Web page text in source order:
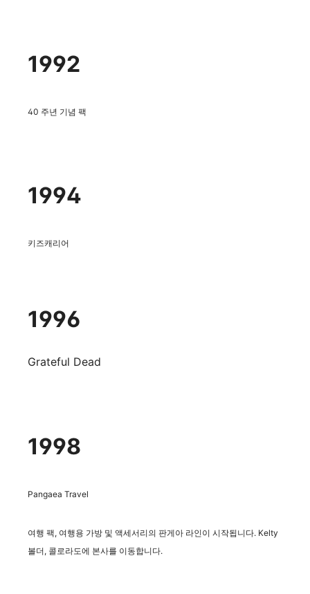
1992
40 주년 기념 팩
1994
키즈캐리어
1996
Grateful Dead
1998
Pangaea Travel
여행 팩, 여행용 가방 및 액세서리의 판게아 라인이 시작됩니다. Kelty
볼더, 콜로라도에 본사를 이동합니다.